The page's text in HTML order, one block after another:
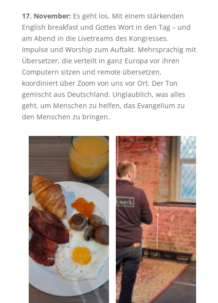
17. November: Es geht los. Mit einem stärkenden
English breakfast und Gottes Wort in den Tag – und
am Abend in die Livetreams des Kongresses.
Impulse und Worship zum Auftakt. Mehrsprachig mit
Übersetzer, die verteilt in ganz Europa vor ihren
Computern sitzen und remote übersetzen,
koordiniert über Zoom von uns vor Ort. Der Ton
gemischt aus Deutschland. Unglaublich, was alles
geht, um Menschen zu helfen, das Evangelium zu
den Menschen zu bringen.